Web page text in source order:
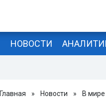
НОВОСТИ
Главная » Новости » В мире